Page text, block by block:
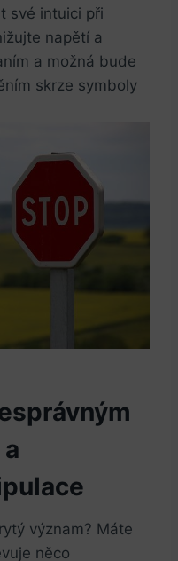
své intuici při
napětí a
a možná bude
skrze symboly
význam? Máte
něco